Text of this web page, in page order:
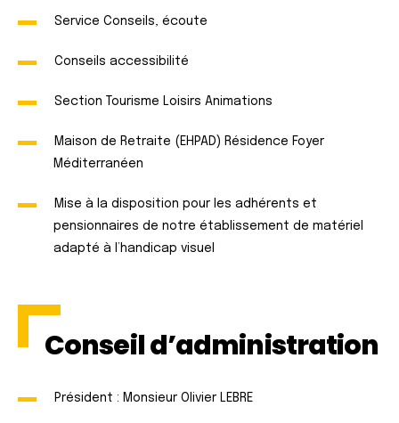
Service Conseils, écoute
Conseils accessibilité
Section Tourisme Loisirs Animations
Maison de Retraite (EHPAD) Résidence Foyer
Méditerranéen
Mise à la disposition pour les adhérents et
pensionnaires de notre établissement de matériel
adapté à l’handicap visuel
Conseil d’administration
Président : Monsieur Olivier LEBRE